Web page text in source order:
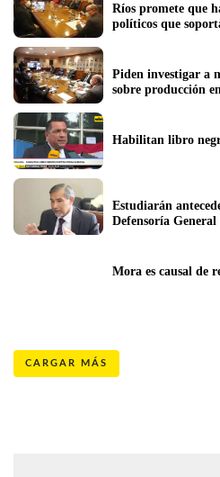
Ríos promete que
políticos que
Piden investigar a
sobre producción
Habilitan libro
Estudiarán
Defensoría
Mora es causal de
CARGAR MÁS